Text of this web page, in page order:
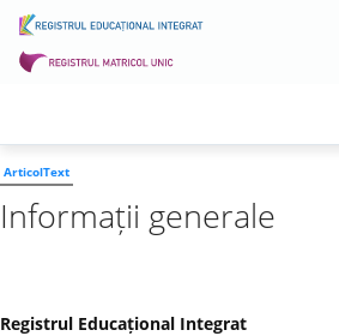
ArticolText
Informații generale
Registrul Educațional Integrat